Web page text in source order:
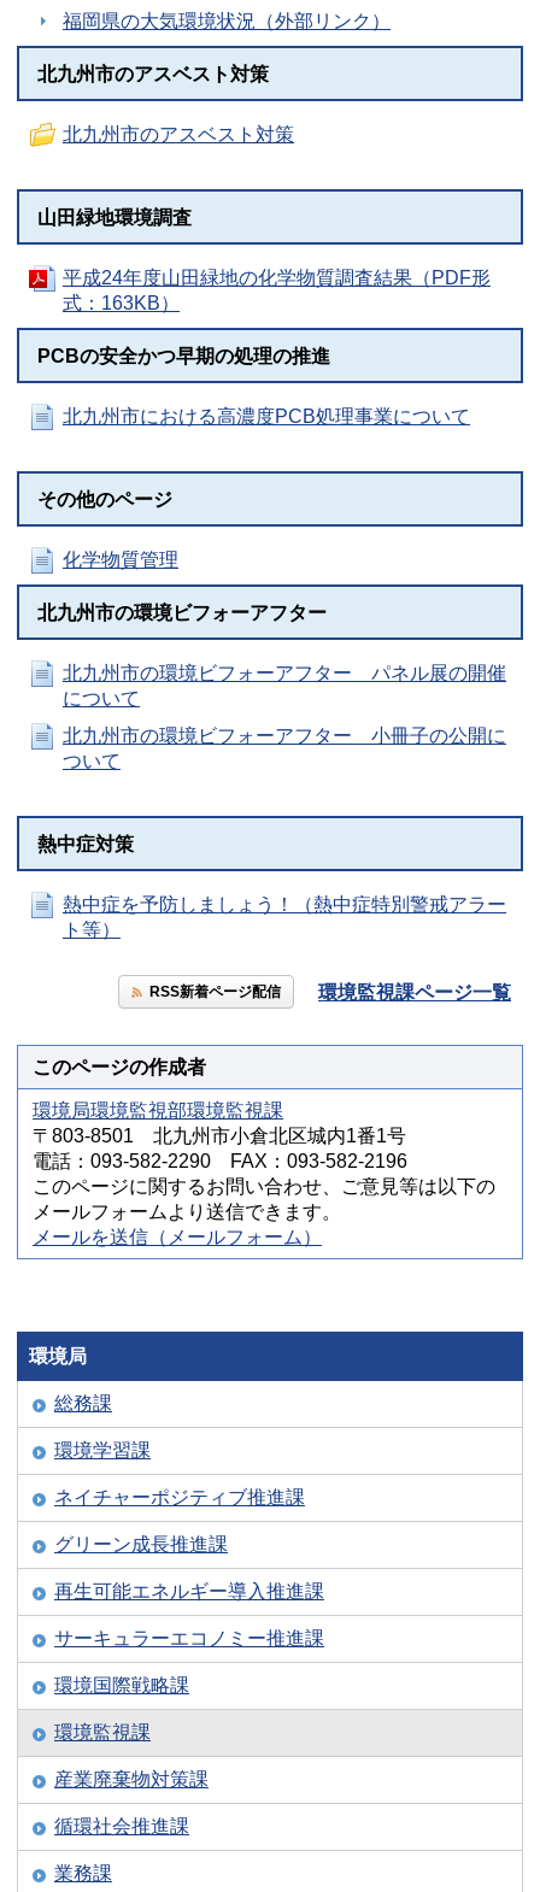
福岡県の大気環境状況（外部リンク）
北九州市のアスベスト対策
北九州市のアスベスト対策
山田緑地環境調査
平成24年度山田緑地の化学物質調査結果（PDF形
式：163KB）
PCBの安全かつ早期の処理の推進
北九州市における高濃度PCB処理事業について
その他のページ
化学物質管理
北九州市の環境ビフォーアフター
北九州市の環境ビフォーアフター パネル展の開催
について
北九州市の環境ビフォーアフター 小冊子の公開に
ついて
熱中症対策
熱中症を予防しましょう！（熱中症特別警戒アラー
ト等）
RSS新着ページ配信 環境監視課ページ一覧
このページの作成者
環境局環境監視部環境監視課
〒803-8501 北九州市小倉北区城内1番1号
電話：093-582-2290 FAX：093-582-2196
このページに関するお問い合わせ、ご意見等は以下の
メールフォームより送信できます。
メールを送信（メールフォーム）
環境局
総務課
環境学習課
ネイチャーポジティブ推進課
グリーン成長推進課
再生可能エネルギー導入推進課
サーキュラーエコノミー推進課
環境国際戦略課
環境監視課
産業廃棄物対策課
循環社会推進課
業務課